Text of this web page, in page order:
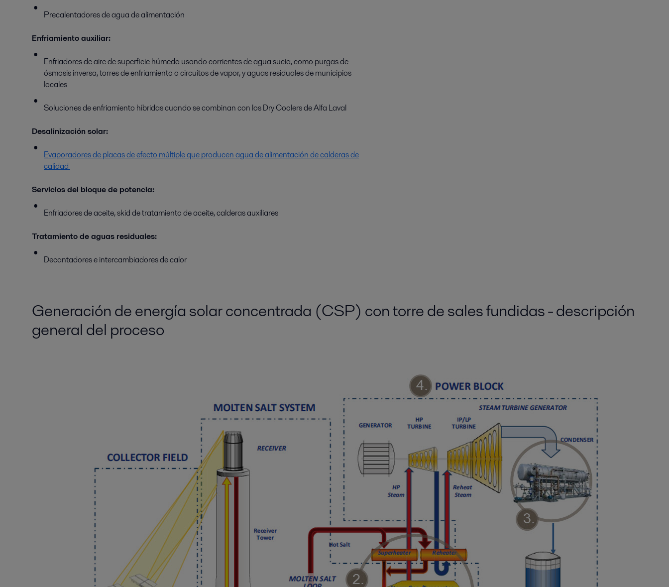
Precalentadores de agua de alimentación
Enfriamiento auxiliar:
Enfriadores de aire de superficie húmeda usando corrientes de agua sucia, como purgas de
ósmosis inversa, torres de enfriamiento o circuitos de vapor, y aguas residuales de municipios
locales
Soluciones de enfriamiento híbridas cuando se combinan con los Dry Coolers de Alfa Laval
Desalinización solar:
Evaporadores de placas de efecto múltiple que producen agua de alimentación de calderas de
calidad
Servicios del bloque de potencia:
Enfriadores de aceite, skid de tratamiento de aceite, calderas auxiliares
Tratamiento de aguas residuales:
Decantadores e intercambiadores de calor
Generación de energía solar concentrada (CSP) con torre de sales fundidas - descripción
general del proceso